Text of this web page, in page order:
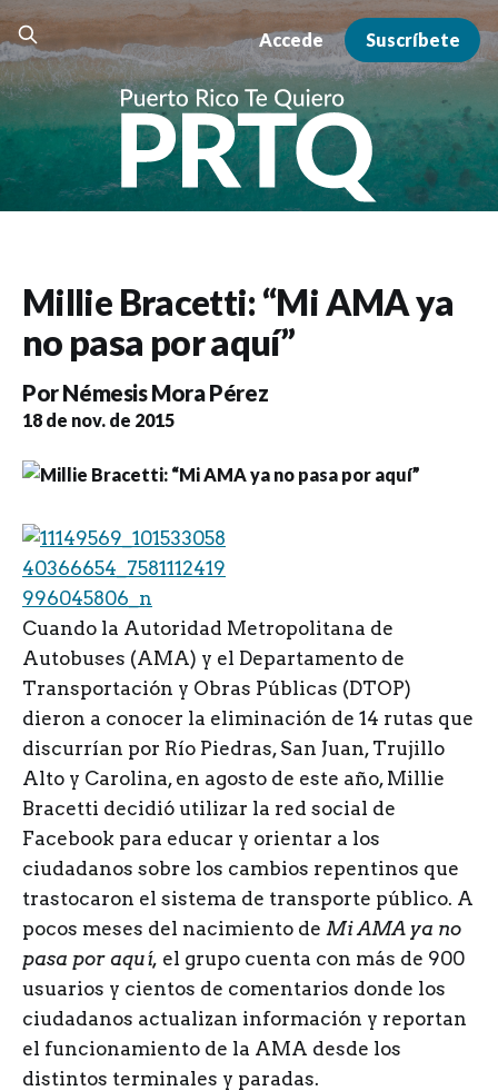
Accede Suscríbete
Millie Bracetti: “Mi AMA ya
no pasa por aquí”
PorNémesis Mora Pérez
18 de nov. de 2015
Cuando la Autoridad Metropolitana de
Autobuses (AMA) y el Departamento de
Transportación y Obras Públicas (DTOP)
dieron a conocer la eliminación de 14 rutas que
discurrían por Río Piedras, San Juan, Trujillo
Alto y Carolina, en agosto de este año, Millie
Bracetti decidió utilizar la red social de
Facebook para educar y orientar a los
ciudadanos sobre los cambios repentinos que
trastocaron el sistema de transporte público. A
pocos meses del nacimiento de Mi AMA ya no
pasa por aquí, el grupo cuenta con más de 900
usuarios y cientos de comentarios donde los
ciudadanos actualizan información y reportan
el funcionamiento de la AMA desde los
distintos terminales y paradas.